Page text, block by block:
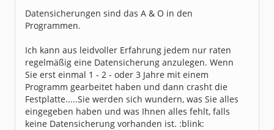
Datensicherungen sind das A & O in den
Programmen.
Ich kann aus leidvoller Erfahrung jedem nur raten
regelmäßig eine Datensicherung anzulegen. Wenn
Sie erst einmal 1 - 2 - oder 3 Jahre mit einem
Programm gearbeitet haben und dann crasht die
Festplatte.....Sie werden sich wundern, was Sie alles
eingegeben haben und was Ihnen alles fehlt, falls
keine Datensicherung vorhanden ist. :blink: